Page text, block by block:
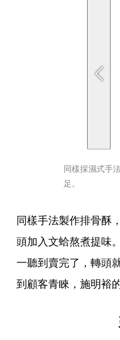
同樣採濕式手
足。
同樣手法製作排骨酥
頭加入文蛤熬煮提味
一聽到賣完了，轉頭
到顧客青睞，施明裕